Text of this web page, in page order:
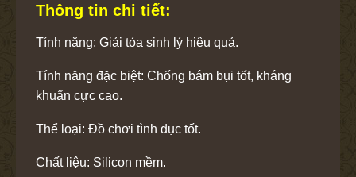
Thông tin chi tiết:
Tính năng: Giải tỏa sinh lý hiệu quả.
Tính năng đặc biệt: Chống bám bụi tốt, kháng
khuẩn cực cao.
Thể loại: Đồ chơi tình dục tốt.
Chất liệu: Silicon mềm.